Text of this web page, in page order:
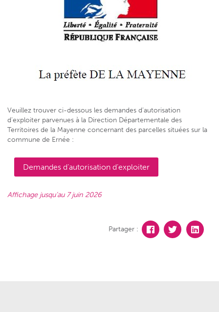
Veuillez trouver ci-dessous les demandes d’autorisation
d’exploiter parvenues à la Direction Départementale des
Territoires de la Mayenne concernant des parcelles situées sur la
commune de Ernée :
Demandes d’autorisation d’exploiter
Affichage jusqu’au 7 juin 2026
Partager :